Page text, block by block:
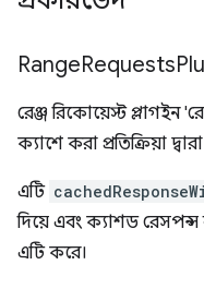
RangeRequests
রেঞ্জ রিকোয়েস্ট প্লাগইন
ক্যাশে করা প্রতিক্রিয়া
এটি
দিয়ে এবং ক্যাশড
এটি করে।